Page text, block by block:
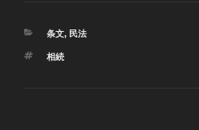
カ
ゴ
条文, 民法
タ
相続